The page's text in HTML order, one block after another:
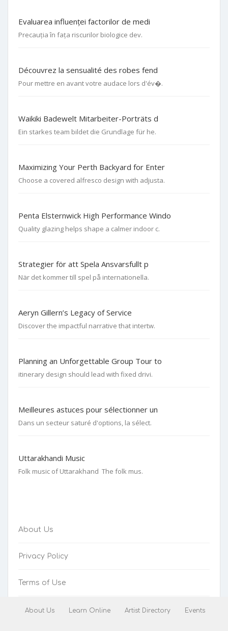
Evaluarea influenței factorilor de medi
Precauția în fața riscurilor biologice dev.
Découvrez la sensualité des robes fend
Pour mettre en avant votre audace lors d'év�.
Waikiki Badewelt Mitarbeiter-Porträts d
Ein starkes team bildet die Grundlage für he.
Maximizing Your Perth Backyard for Enter
Choose a covered alfresco design with adjusta.
Penta Elsternwick High Performance Windo
Quality glazing helps shape a calmer indoor c.
Strategier för att Spela Ansvarsfullt p
När det kommer till spel på internationella.
Aeryn Gillern’s Legacy of Service
Discover the impactful narrative that intertw.
Planning an Unforgettable Group Tour to
itinerary design should lead with fixed drivi.
Meilleures astuces pour sélectionner un
Dans un secteur saturé d'options, la sélect.
Uttarakhandi Music
Folk music of Uttarakhand The folk mus.
About Us
Privacy Policy
Terms of Use
Refunds-Cancellations
About Us Learn Online Artist Directory Events